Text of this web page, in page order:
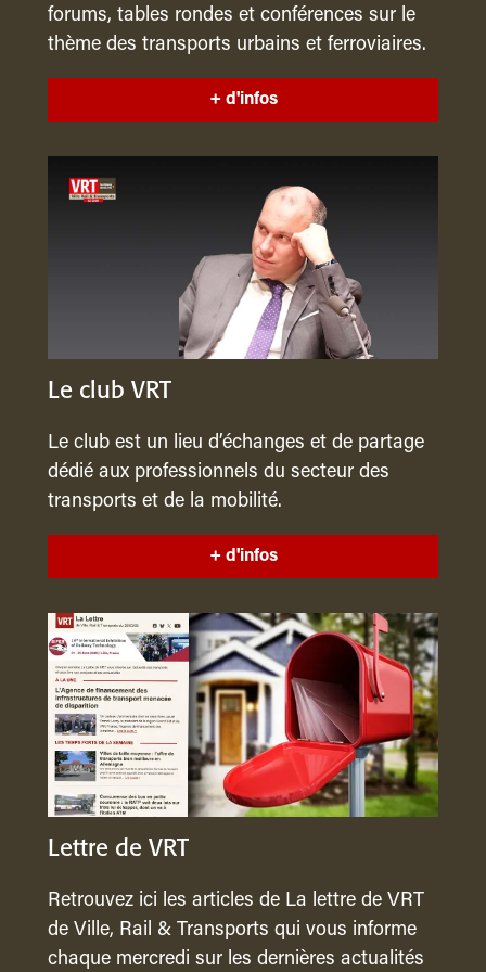
forums, tables rondes et conférences sur le
thème des transports urbains et ferroviaires.
+ d'infos
Le club VRT
Le club est un lieu d’échanges et de partage
dédié aux professionnels du secteur des
transports et de la mobilité.
+ d'infos
Lettre de VRT
Retrouvez ici les articles de La lettre de VRT
de Ville, Rail & Transports qui vous informe
chaque mercredi sur les dernières actualités